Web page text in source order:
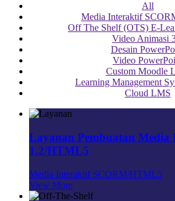
All
Media Interaktif
Off The Shelf (OTS) E-
Video Animasi
Desain
Video
Custom Moodle
Learning Management
Cloud LMS
Layanan Pembuatan
1.2/HTML5
Media Interaktif SCORM/HTML5
View More